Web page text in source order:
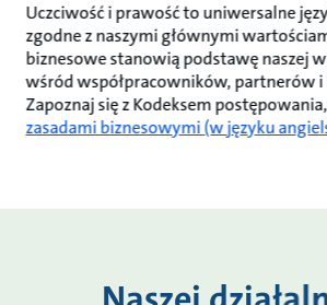
Uczciwość i prawość to uniwersalne
zgodne z naszymi głównymi
biznesowe stanowią podstawę naszej
wśród współpracowników, partnerów
Zapoznaj się z Kodeksem
zasadami biznesowymi (w języku